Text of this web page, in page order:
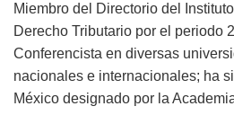
Miembro del Directorio del
Derecho Tributario por el periodo
Conferencista en diversas
nacionales e internacionales; ha
México designado por la